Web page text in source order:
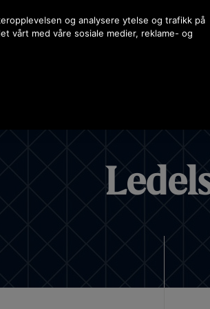
og analysere ytelse og trafikk på
vårt med våre sosiale medier, reklame- og